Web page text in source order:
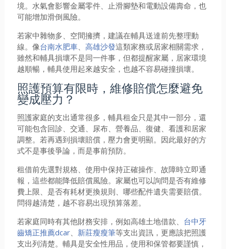
境。水氣會影響金屬零件、止滑腳墊和電動設備壽命，也
可能增加滑倒風險。
若家中雜物多、空間擁擠，建議在輔具送達前先整理動
線。像台南水肥車、 高雄沙發這類家務或居家相關需求，
雖然和輔具損壞不是同一件事，但都提醒家屬，居家環境
越順暢，輔具使用起來越安全，也越不容易碰撞損壞。
照護預算有限時，維修賠償怎麼避免
變成壓力？
照護家庭的支出通常很多，輔具租金只是其中一部分，還
可能包含回診、交通、尿布、營養品、復健、看護和居家
調整。若再遇到損壞賠償，壓力會更明顯。因此最好的方
式不是事後爭論，而是事前預防。
租借前先選對規格、使用中保持正確操作、故障時立即通
報，這些都能降低賠償風險。家屬也可以詢問是否有維修
費上限、是否有耗材更換規則、哪些配件遺失需要賠償。
問得越清楚，越不容易出現預算落差。
若家庭同時有其他財務安排，例如高雄土地借款、 台中牙
齒矯正推薦dcar、 新莊瘦瘦筆等支出資訊，更應該把照護
支出列清楚。輔具是安全性用品，使用和保管都要謹慎，